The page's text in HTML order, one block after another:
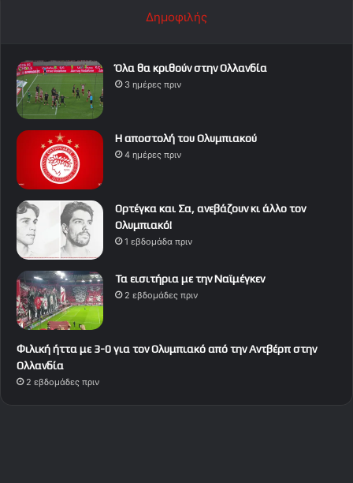
Δημοφιλής
Όλα θα κριθούν στην Ολλανδία
3 ημέρες πριν
Η αποστολή του Ολυμπιακού
4 ημέρες πριν
Ορτέγκα και Σα, ανεβάζουν κι άλλο τον
Ολυμπιακό!
1 εβδομάδα πριν
Τα εισιτήρια με την Ναϊμέγκεν
2 εβδομάδες πριν
Φιλική ήττα με 3-0 για τον Ολυμπιακό από την Αντβέρπ στην
Ολλανδία
2 εβδομάδες πριν